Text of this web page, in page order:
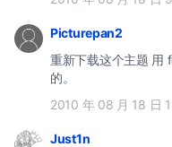
Picturepan2
重新下载这个主题 用
的。
2010 年 08 月 18 日
Just1n